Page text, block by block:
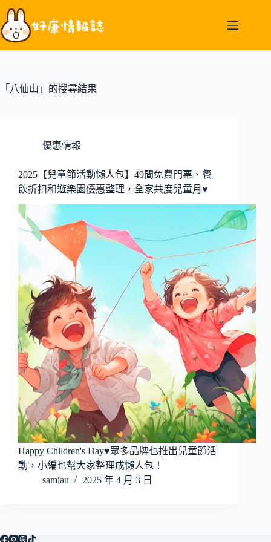
跳
至
主
要
「八仙山」的搜尋結果
優惠情報
2025【兒童節活動懶人包】49間免費門票、餐
飲折扣和遊樂園優惠整理，全家共度兒童月♥
Happy Children's Day♥眾多品牌也推出兒童節活
動，小編也幫大家整理成懶人包！
samiau
2025 年 4 月 3 日